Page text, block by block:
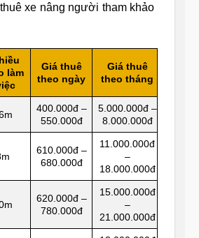
xe nâng người tham khảo
làm
Giá thuê
theo ngày
Giá thuê
theo tháng
400.000đ –
550.000đ
5.000.000đ –
8.000.000đ
610.000đ –
680.000đ
11.000.000đ
–
18.000.000đ
620.000đ –
780.000đ
15.000.000đ
–
21.000.000đ